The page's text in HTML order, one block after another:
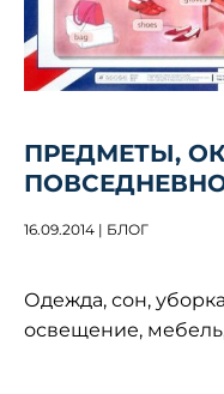
ПРЕДМЕТЫ,
16.09.2014 | БЛОГ
Одежда, сон,
освещение,